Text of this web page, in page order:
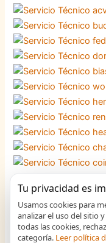
Tu privacidad es
Usamos cookies para
analizar el uso del sitio
todas las cookies,
categoría. Leer política